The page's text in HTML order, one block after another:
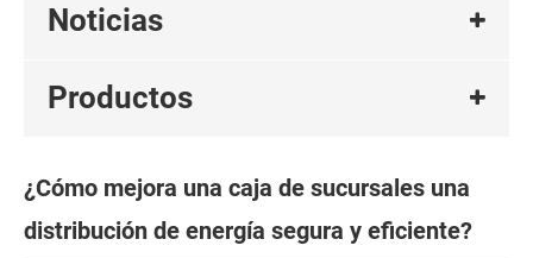
Noticias
Productos
¿Cómo mejora una caja de sucursales una
distribución de energía segura y eficiente?